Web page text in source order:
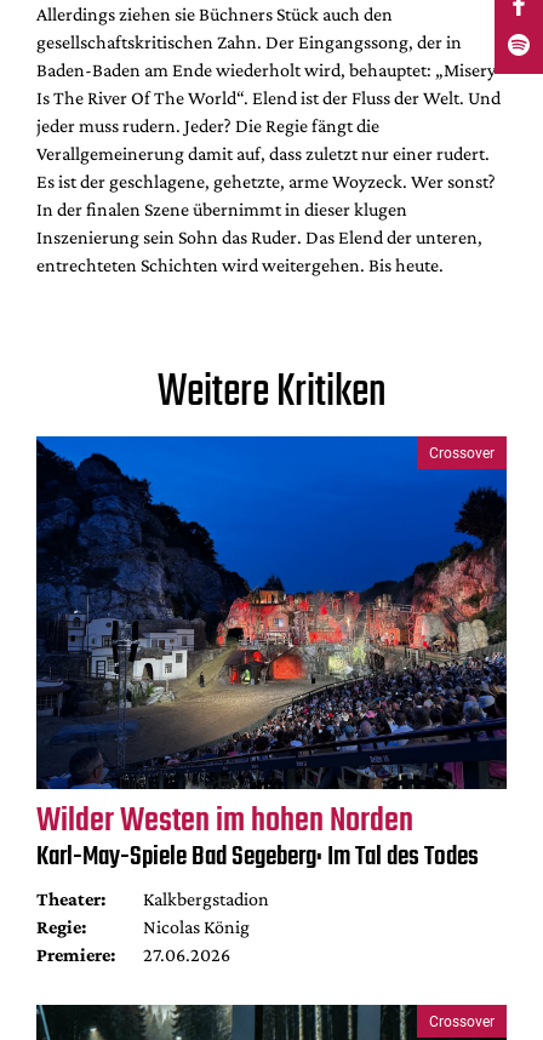
Allerdings ziehen sie Büchners Stück auch den
gesellschaftskritischen Zahn. Der Eingangssong, der in
Baden-Baden am Ende wiederholt wird, behauptet: „Misery
Is The River Of The World“. Elend ist der Fluss der Welt. Und
jeder muss rudern. Jeder? Die Regie fängt die
Verallgemeinerung damit auf, dass zuletzt nur einer rudert.
Es ist der geschlagene, gehetzte, arme Woyzeck. Wer sonst?
In der finalen Szene übernimmt in dieser klugen
Inszenierung sein Sohn das Ruder. Das Elend der unteren,
entrechteten Schichten wird weitergehen. Bis heute.
Weitere Kritiken
Crossover
Wilder Westen im hohen Norden
Karl-May-Spiele Bad Segeberg: Im Tal des Todes
Theater:
Kalkbergstadion
Regie:
Nicolas König
Premiere:
27.06.2026
Crossover